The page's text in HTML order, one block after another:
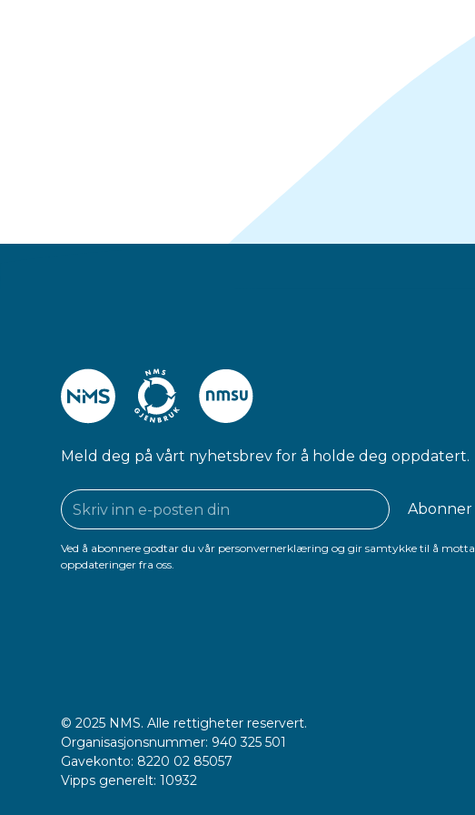
Meld deg på vårt nyhetsbrev for å holde deg oppdatert.
Ved å abonnere godtar du vår personvernerklæring og gir samtykke til å motta
oppdateringer fra oss.
© 2025 NMS. Alle rettigheter reservert.
Organisasjonsnummer: 940 325 501
Gavekonto: 8220 02 85057
Vipps generelt: 10932